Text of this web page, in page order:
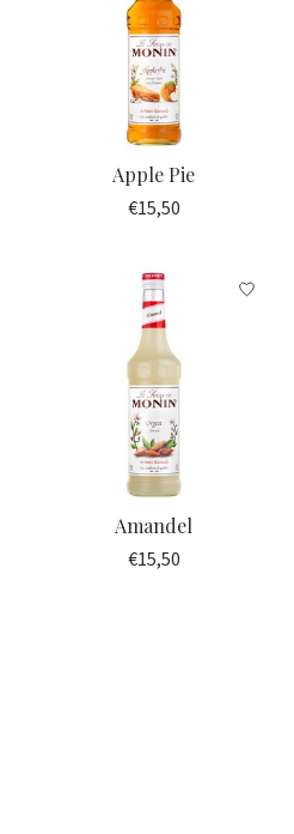
Apple Pie
€15,50
Amandel
€15,50